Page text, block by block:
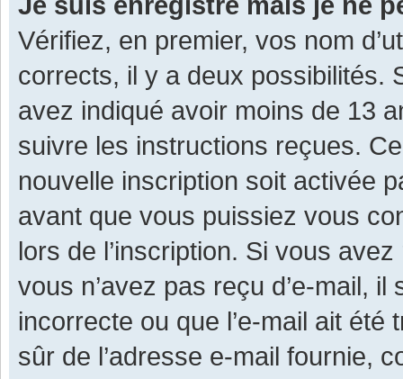
Vérifiez, en premier, vos nom
corrects, il y a deux possibilités.
avez indiqué avoir moins de 13
suivre les instructions reçues.
nouvelle inscription soit activée
avant que vous puissiez vous
lors de l’inscription. Si vous
vous n’avez pas reçu d’e-mail,
incorrecte ou que l’e-mail ait
sûr de l’adresse e-mail fournie,